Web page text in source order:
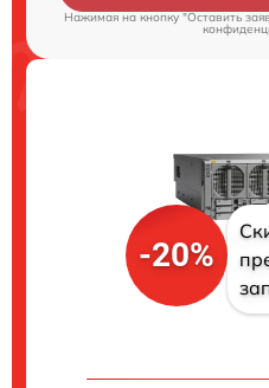
Нажимая на кнопку "Оставить
-20%